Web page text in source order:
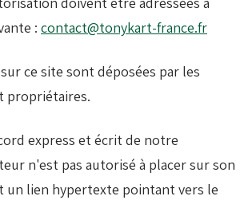
: contact@tonykart-france.fr
ce site sont déposées par les
propriétaires.
express et écrit de notre
n'est pas autorisé à placer sur son
lien hypertexte pointant vers le